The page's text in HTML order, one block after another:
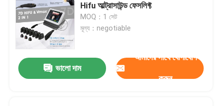
Hifu আল্ট্রাসাউন্ড ফেসলিফ্ট
MOQ：1 সেট
মূল্য：negotiable
ভালো দাম
আমাদের সাথে যোগাযোগ
করুন